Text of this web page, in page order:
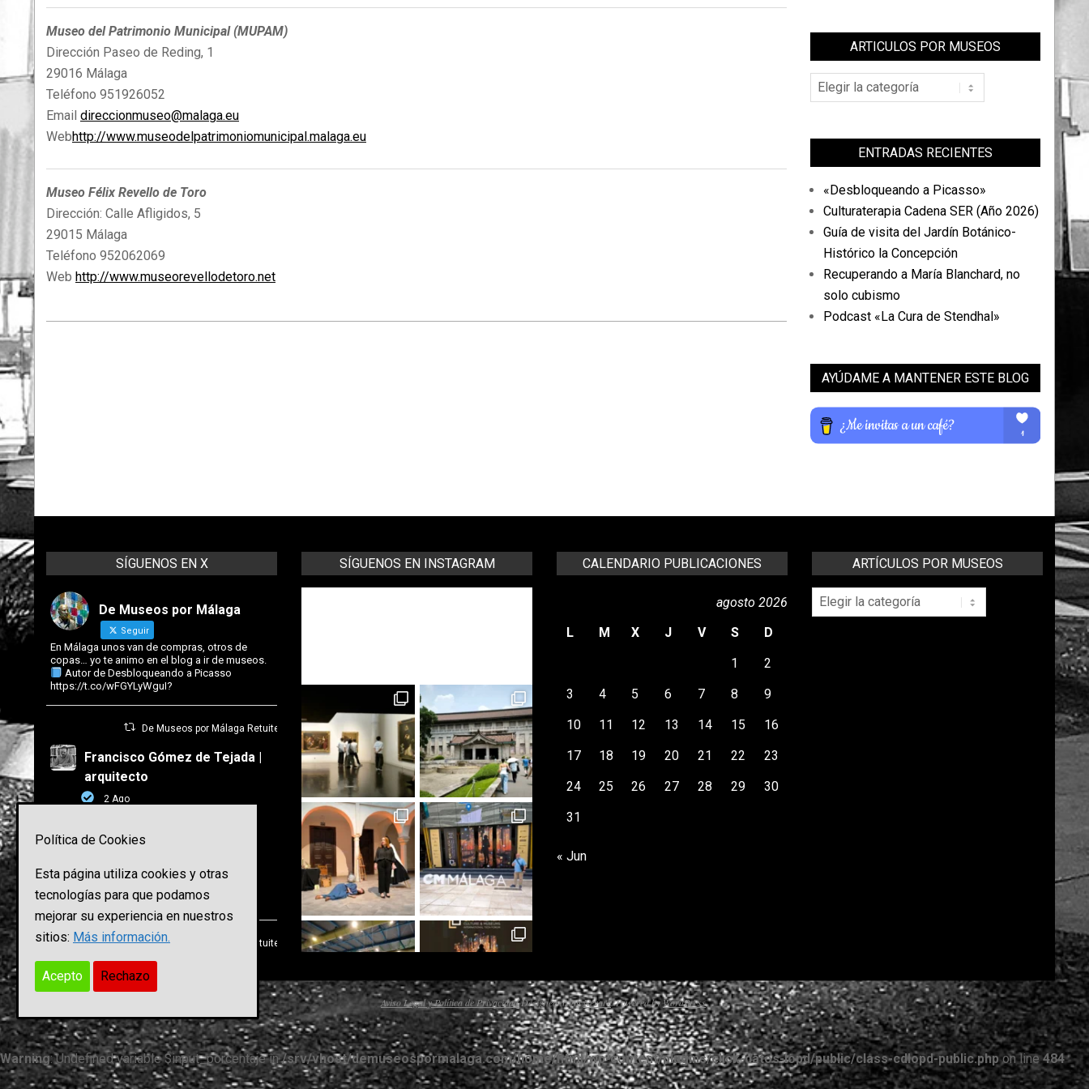
Museo del Patrimonio Municipal (MUPAM)
Dirección Paseo de Reding, 1
29016 Málaga
Teléfono 951926052
Email direccionmuseo@malaga.eu
Webhttp://www.museodelpatrimoniomunicipal.malaga.eu
Museo Félix Revello de Toro
Dirección: Calle Afligidos, 5
29015 Málaga
Teléfono 952062069
Web http://www.museorevellodetoro.net
ARTICULOS POR MUSEOS
Articulos
por
ENTRADAS RECIENTES
«Desbloqueando a Picasso»
Culturaterapia Cadena SER (Año 2026)
Guía de visita del Jardín Botánico-
Histórico la Concepción
Recuperando a María Blanchard, no
solo cubismo
Podcast «La Cura de Stendhal»
AYÚDAME A MANTENER ESTE BLOG
SÍGUENOS EN X
De Museos por Málaga
Seguir
En Málaga unos van de compras, otros de
copas… yo te animo en el blog a ir de museos.
Autor de Desbloqueando a Picasso
https://t.co/wFGYLyWguI?
De Museos por Málaga Retuiteado
Francisco Gómez de Tejada |
arquitecto
2 Ago
En la Villa Romana de Fuente
Álamo en Puente Genil
(Córdoba)
5 24 Twitter
De Museos por Málaga Retuiteado
literland
264 1376 Twitter
SÍGUENOS EN INSTAGRAM
Cargar más...
CALENDARIO PUBLICACIONES
agosto 2026
L
M X J V S
D
1
2
3
4 5 6 7 8
9
10
11 12 13 14 15
16
17
18 19 20 21 22
23
24
25 26 27 28 29
30
31
« Jun
ARTÍCULOS POR MUSEOS
Artículos
por
Aviso Legal y Política de PrivacidadDesigned usingNevark. Powered byWordPress.
Warning: Undefined variable $input_porcentaje in/srv/vhost/demuseospormalaga.com/home/html/wp-content/plugins/click-datos-lopd/public/class-cdlopd-public.phpon line484
Política de Cookies
Esta página utiliza cookies y otras
tecnologías para que podamos
mejorar su experiencia en nuestros
sitios: Más información.
Acepto Rechazo